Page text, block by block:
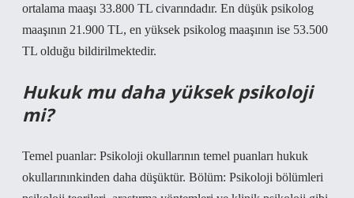
ortalama maaşı 33.800 TL civarındadır. En düşük psikolog
maaşının 21.900 TL, en yüksek psikolog maaşının ise 53.500
TL olduğu bildirilmektedir.
Hukuk mu daha yüksek psikoloji
mi?
Temel puanlar: Psikoloji okullarının temel puanları hukuk
okullarınınkinden daha düşüktür. Bölüm: Psikoloji bölümleri